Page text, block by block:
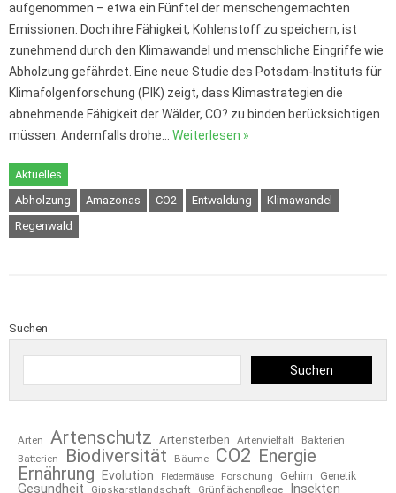
aufgenommen – etwa ein Fünftel der menschengemachten
Emissionen. Doch ihre Fähigkeit, Kohlenstoff zu speichern, ist
zunehmend durch den Klimawandel und menschliche Eingriffe wie
Abholzung gefährdet. Eine neue Studie des Potsdam-Instituts für
Klimafolgenforschung (PIK) zeigt, dass Klimastrategien die
abnehmende Fähigkeit der Wälder, CO? zu binden berücksichtigen
müssen. Andernfalls drohe… Weiterlesen »
Aktuelles
Abholzung
Amazonas CO2 Entwaldung
Klimawandel
Regenwald
Suchen
Suchen
Arten Artenschutz Artensterben Artenvielfalt
Bakterien
Batterien
Biodiversität Bäume CO2 Energie
Ernährung
Evolution Fledermäuse Forschung Gehirn Genetik
Gesundheit Gipskarstlandschaft Grünflächenpflege Insekten